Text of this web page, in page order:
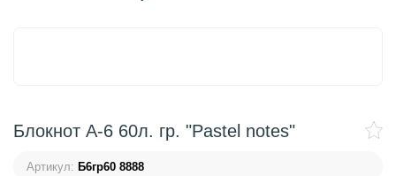
Блокнот А-6 60л. гр. "Pastel notes"
Артикул: Б6гр60 8888